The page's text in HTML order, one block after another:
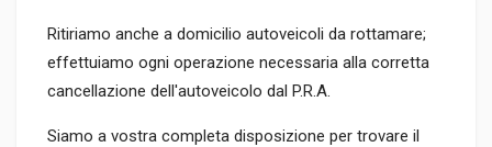
Ritiriamo anche a domicilio autoveicoli da rottamare;
effettuiamo ogni operazione necessaria alla corretta
cancellazione dell'autoveicolo dal P.R.A.
Siamo a vostra completa disposizione per trovare il